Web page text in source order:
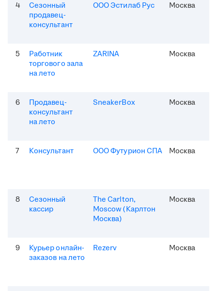
4
Сезонный
продавец-
консультант
ООО Эстилаб Рус Москва
5
Работник
торгового зала
на лето
ZARINA Москва
6
Продавец-
консультант
на лето
SneakerBox Москва
7 Консультант ООО Футурион СПА Москва
8
Сезонный
кассир
The Carlton,
Moscow (Карлтон
Москва)
Москва
9
Курьер онлайн-
заказов на лето
Rezerv Москва